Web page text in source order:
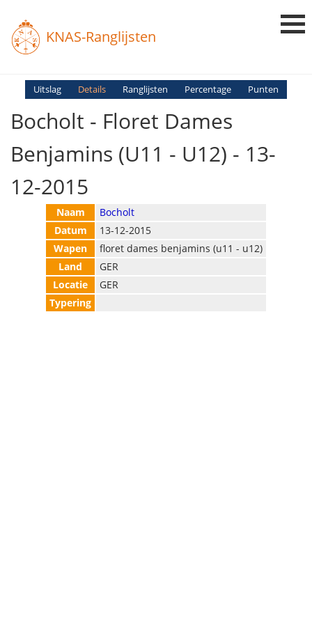
KNAS-Ranglijsten
Login
Uitslag Details Ranglijsten Percentage Punten
Bocholt - Floret Dames
Benjamins (U11 - U12) - 13-
12-2015
Naam
Bocholt
Datum
13-12-2015
Wapen
floret dames benjamins (u11 - u12)
Land
GER
Locatie
GER
Typering